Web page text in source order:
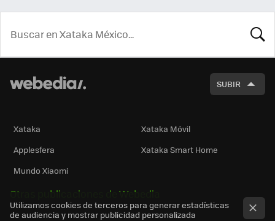
SUBIR
Xataka
Xataka Móvil
Applesfera
Xataka Smart Home
Mundo Xiaomi
Otras publicaciones de Webedia
Utilizamos cookies de terceros para generar estadísticas
de audiencia y mostrar publicidad personalizada